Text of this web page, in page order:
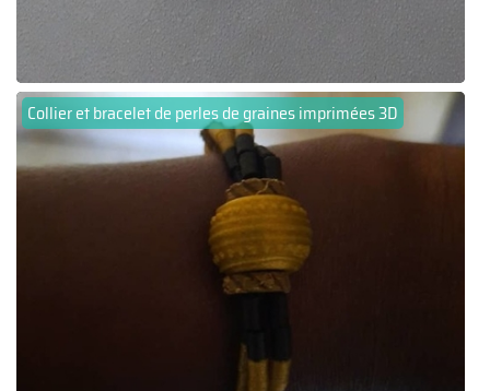
Collier et bracelet de perles de graines imprimées 3D